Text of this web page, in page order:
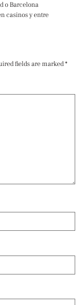
o Barcelona
casinos y entre
fields are marked*